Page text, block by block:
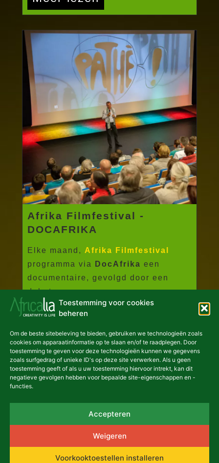
Toestemming voor cookies
beheren
Om de beste sitebeleving te bieden, gebruiken we technologieën zoals
cookies om apparaatinformatie op te slaan en/of te raadplegen. Door
toestemming te geven voor deze technologieën kunnen we gegevens
zoals surfgedrag of unieke ID's op deze site verwerken. Als u geen
toestemming geeft of als u uw toestemming hiervoor intrekt, kan dit
negatieve gevolgen hebben voor bepaalde site-eigenschappen en -
functies.
Accepteren
Weigeren
Voorkooktoestellen installeren
Afrika Filmfestival -
DOCAFRIKA
Elke maand, Afrika Filmfestival
programma via
DocAfrika een
documentaire, gevolgd door een
debat...
Meer lezen